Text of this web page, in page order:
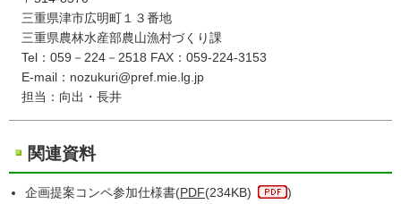
三重県津市広明町１３番地
三重県農林水産部農山漁村づくり課
Tel：059－224－2518 FAX：059-224-3153
E-mail：nozukuri@pref.mie.lg.jp
担当：向出・長井
関連資料
企画提案コンペ参加仕様書(PDF(234KB)
)